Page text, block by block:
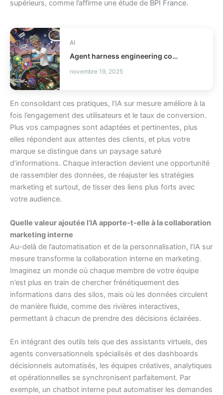
supérieurs, comme l’affirme une étude de BPI France.
AI
Agent harness engineering comment fiabiliser vos agents IA ?
novembre 19, 2025
En consolidant ces pratiques, l’IA sur mesure améliore à la
fois l’engagement des utilisateurs et le taux de conversion.
Plus vos campagnes sont adaptées et pertinentes, plus
elles répondent aux attentes des clients, et plus votre
marque se distingue dans un paysage saturé
d’informations. Chaque interaction devient une opportunité
de rassembler des données, de réajuster les stratégies
marketing et surtout, de tisser des liens plus forts avec
votre audience.
Quelle valeur ajoutée l’IA apporte-t-elle à la collaboration
marketing interne
Au-delà de l’automatisation et de la personnalisation, l’IA sur
mesure transforme la collaboration interne en marketing.
Imaginez un monde où chaque membre de votre équipe
n’est plus en train de chercher frénétiquement des
informations dans des silos, mais où les données circulent
de manière fluide, comme des rivières interactives,
permettant à chacun de prendre des décisions éclairées.
En intégrant des outils tels que des assistants virtuels, des
agents conversationnels spécialisés et des dashboards
décisionnels automatisés, les équipes créatives, analytiques
et opérationnelles se synchronisent parfaitement. Par
exemple, un chatbot interne peut automatiser les demandes